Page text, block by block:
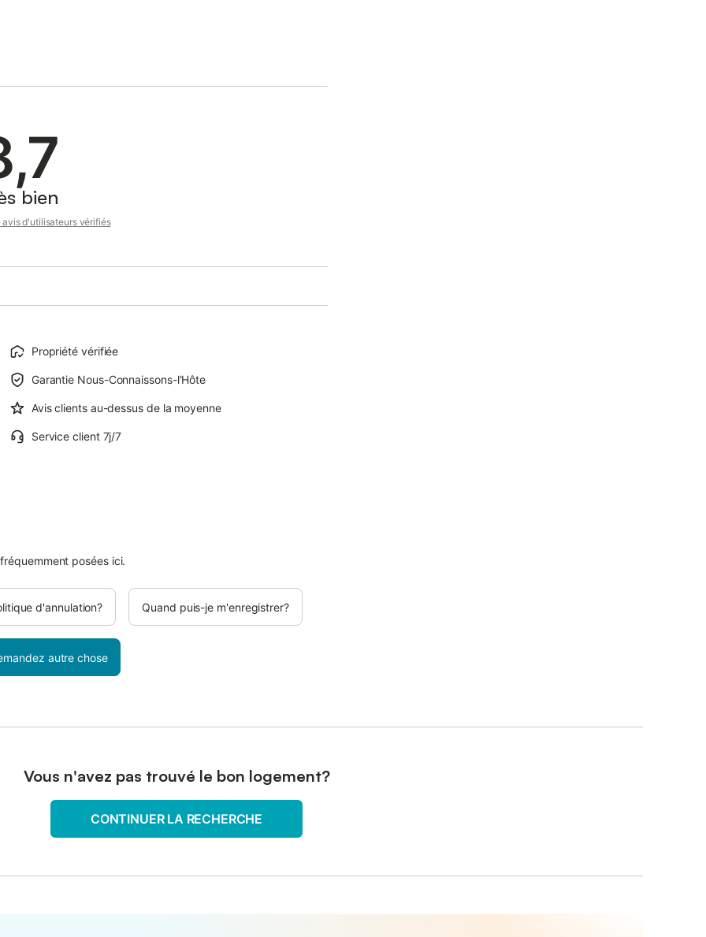
bien
avis d'utilisateurs vérifiés
Propriété vérifiée
Garantie Nous-Connaissons-l'Hôte
Avis clients au-dessus de la moyenne
Service client 7j/7
posées ici.
d'annulation? Quand puis-je m'enregistrer?
autre chose
Vous n'avez pas trouvé le bon logement?
CONTINUER LA RECHERCHE